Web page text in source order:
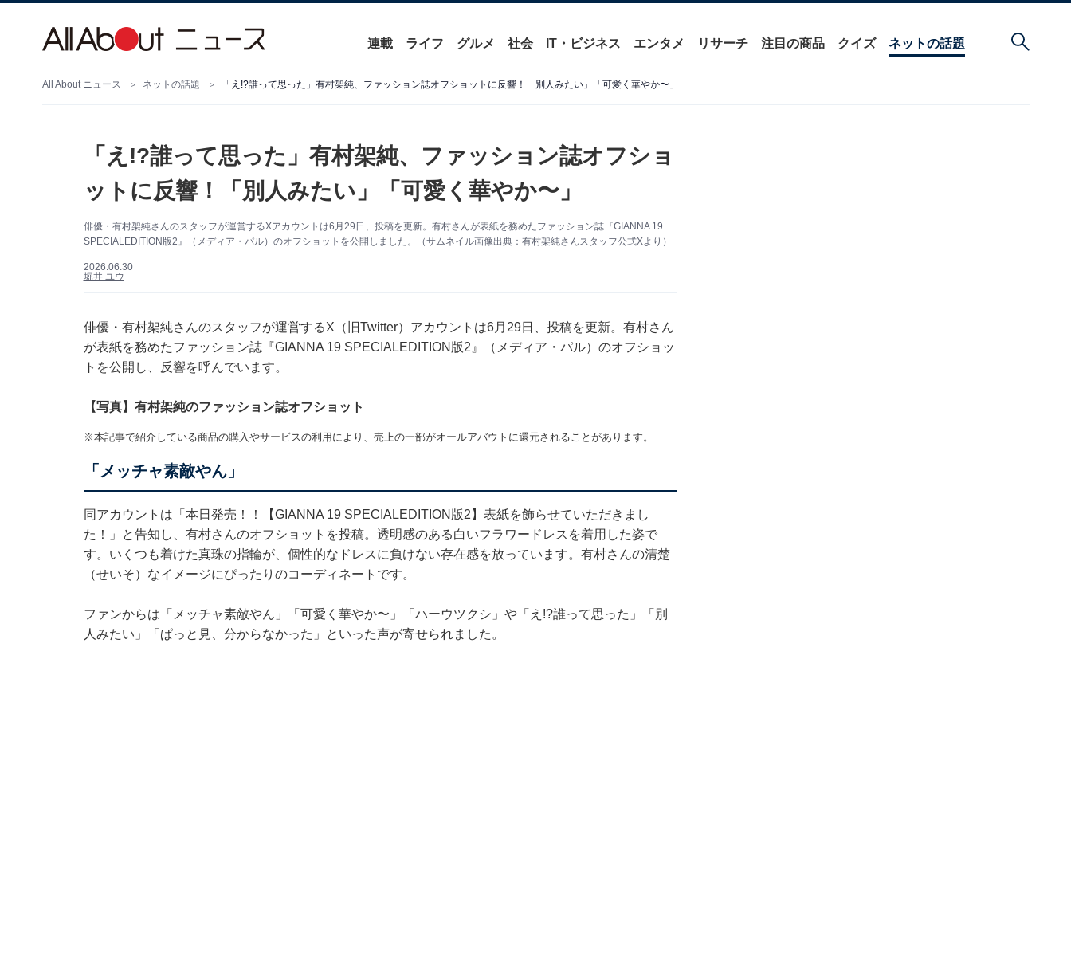
連載 ライフ グルメ 社会 IT・ビジネス エンタメ リサーチ 注目の商品 クイズ ネットの話題
All About ニュース ネットの話題 「え!?誰って思った」有村架純、ファッション誌オフショットに反響！「別人みたい」「可愛く華やか〜」
「え!?誰って思った」有村架純、ファッション誌オフショ
ットに反響！「別人みたい」「可愛く華やか〜」
俳優・有村架純さんのスタッフが運営するXアカウントは6月29日、投稿を更新。有村さんが表紙を務めたファッション誌『GIANNA 19
SPECIALEDITION版2』（メディア・パル）のオフショットを公開しました。（サムネイル画像出典：有村架純さんスタッフ公式Xより）
2026.06.30
堀井 ユウ
俳優・有村架純さんのスタッフが運営するX（旧Twitter）アカウントは6月29日、投稿を更新。有村さん
が表紙を務めたファッション誌『GIANNA 19 SPECIALEDITION版2』（メディア・パル）のオフショッ
トを公開し、反響を呼んでいます。
【写真】有村架純のファッション誌オフショット
※本記事で紹介している商品の購入やサービスの利用により、売上の一部がオールアバウトに還元されることがあります。
「メッチャ素敵やん」
同アカウントは「本日発売！！【GIANNA 19 SPECIALEDITION版2】表紙を飾らせていただきまし
た！」と告知し、有村さんのオフショットを投稿。透明感のある白いフラワードレスを着用した姿で
す。いくつも着けた真珠の指輪が、個性的なドレスに負けない存在感を放っています。有村さんの清楚
（せいそ）なイメージにぴったりのコーディネートです。
ファンからは「メッチャ素敵やん」「可愛く華やか〜」「ハーウツクシ」や「え!?誰って思った」「別
人みたい」「ぱっと見、分からなかった」といった声が寄せられました。